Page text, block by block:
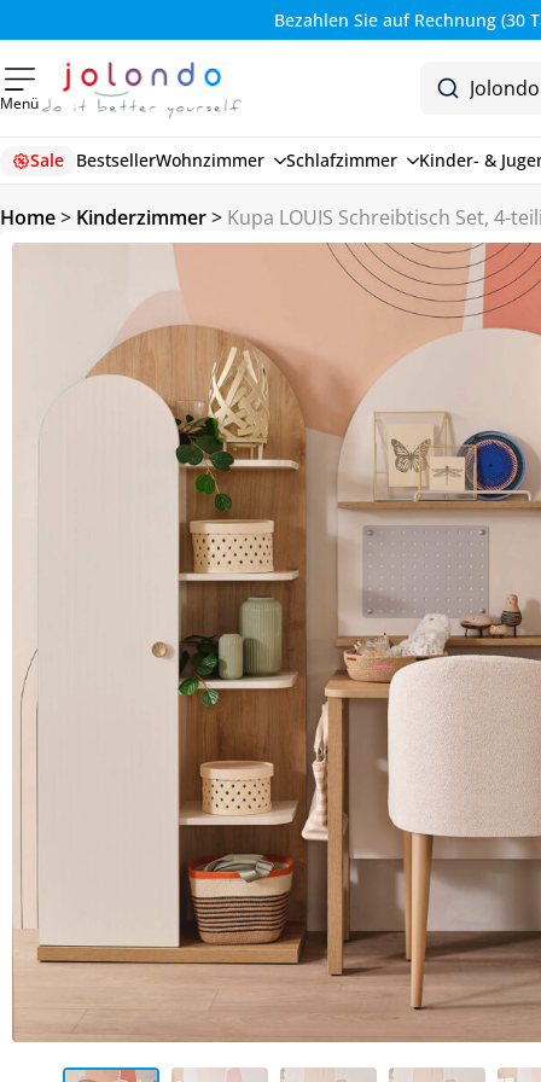
Bezahlen Sie auf Rechnung (30 Tage)
Menü
Sale BestsellerWohnzimmer Schlafzimmer Kinder- &
Home> Kinderzimmer> Kupa LOUIS Schreibtisch Set, 4-